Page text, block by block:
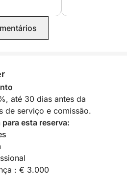
até 30 dias antes da
de serviço e comissão.
esta reserva:
: € 3.000